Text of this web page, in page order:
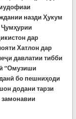
назди Ҳукум
Ҷумҳурии
дар
Хатлон дар
давлатии тибби
“Омузиши
бо пешниҳоди
додани тарзи
замонавии